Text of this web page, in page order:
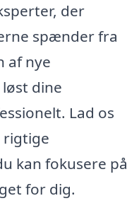
der
spænder fra
af nye
dine
Lad os
rigtige
kan fokusere på
for dig.